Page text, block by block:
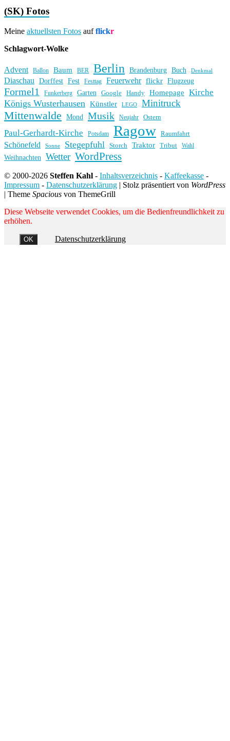
(SK) Fotos
Meine aktuellsten Fotos aufflickr
Schlagwort-Wolke
Advent Ballon Baum BER Berlin Brandenburg Buch Denkmal
Diaschau Dorffest Fest Festtag Feuerwehr flickr Flugzeug
Formel1 Funkerberg Garten Google Handy Homepage Kirche
Königs Wusterhausen Künstler LEGO Minitruck
Mittenwalde Mond Musik Neujahr Ostern
Paul-Gerhardt-Kirche Potsdam Ragow Raumfahrt
Schönefeld Sonne Stegepfuhl Storch Traktor Tribut Wahl
Weihnachten Wetter WordPress
© 2000-2026 Steffen Kahl - Inhaltsverzeichnis - Kaffeekasse -
Impressum - Datenschutzerklärung | Stolz präsentiert von WordPress
| Theme Spacious von ThemeGrill
Diese Webseite verwendet Cookies, um die Bedienfreundlichkeit zu
erhöhen.
OK Datenschutzerklärung